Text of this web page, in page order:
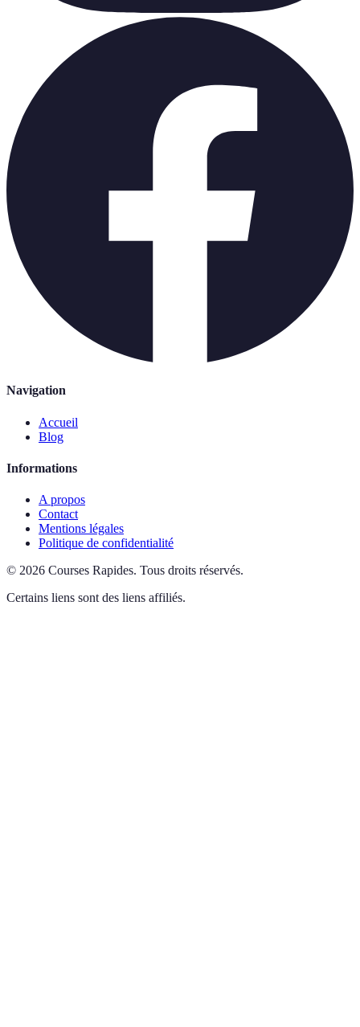
Navigation
Accueil
Blog
Informations
A propos
Contact
Mentions légales
Politique de confidentialité
© 2026 Courses Rapides. Tous droits réservés.
Certains liens sont des liens affiliés.